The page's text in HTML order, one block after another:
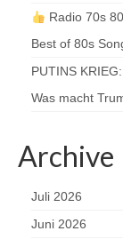
Radio 70s
Best of 80s
PUTINS
Was macht
Archive
Juli 2026
Juni 2026